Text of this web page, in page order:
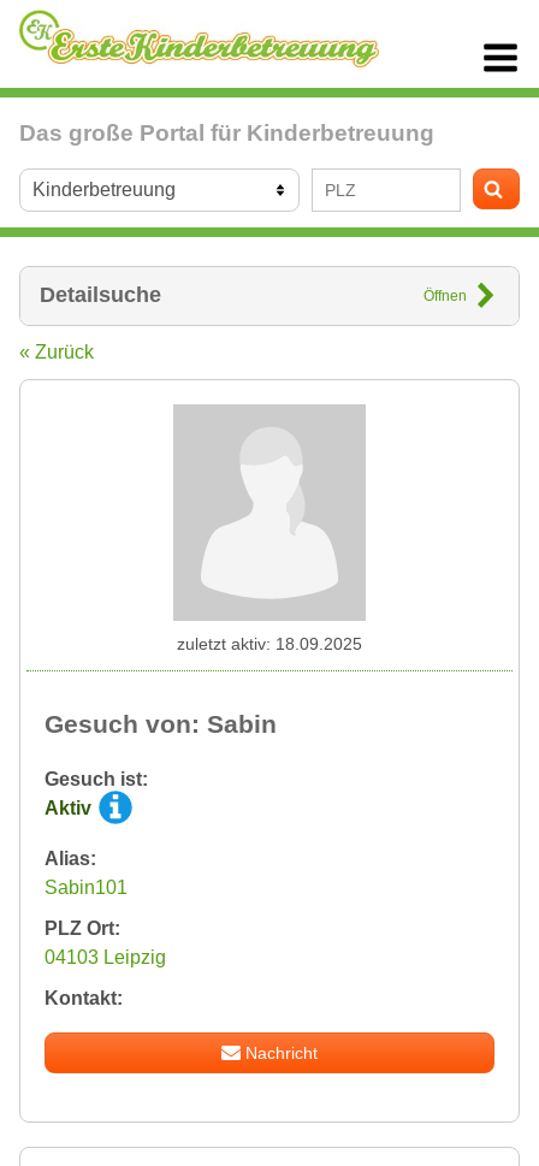
Das große Portal für Kinderbetreuung
Detailsuche Öffnen
« Zurück
Gesuch von: Sabin
Gesuch ist:
Aktiv
Alias:
Sabin101
PLZ Ort:
04103 Leipzig
Kontakt:
Nachricht
zuletzt aktiv: 18.09.2025